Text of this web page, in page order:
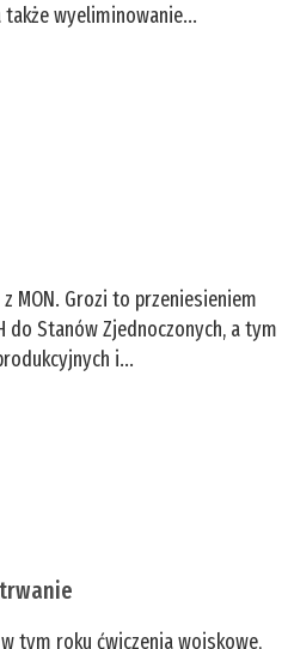
wyeliminowanie...
MON. Grozi to przeniesieniem
do Stanów Zjednoczonych, a tym
i...
tym roku ćwiczenia wojskowe,